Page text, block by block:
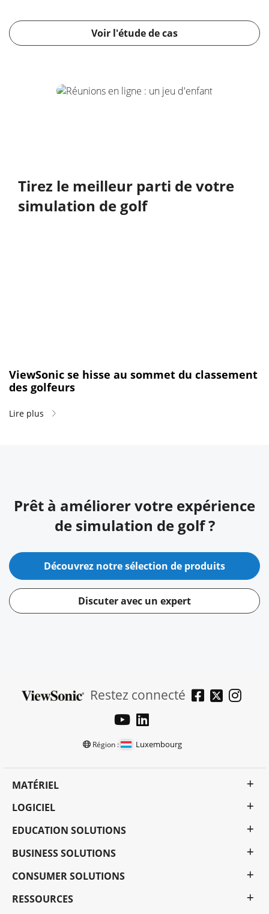
Voir l'étude de cas
Tirez le meilleur parti de votre
simulation de golf
ViewSonic se hisse au sommet du classement
des golfeurs
Lire plus
Prêt à améliorer votre expérience
de simulation de golf ?
Découvrez notre sélection de produits
Discuter avec un expert
Restez connecté
Région : Luxembourg
MATÉRIEL
LOGICIEL
EDUCATION SOLUTIONS
BUSINESS SOLUTIONS
CONSUMER SOLUTIONS
RESSOURCES